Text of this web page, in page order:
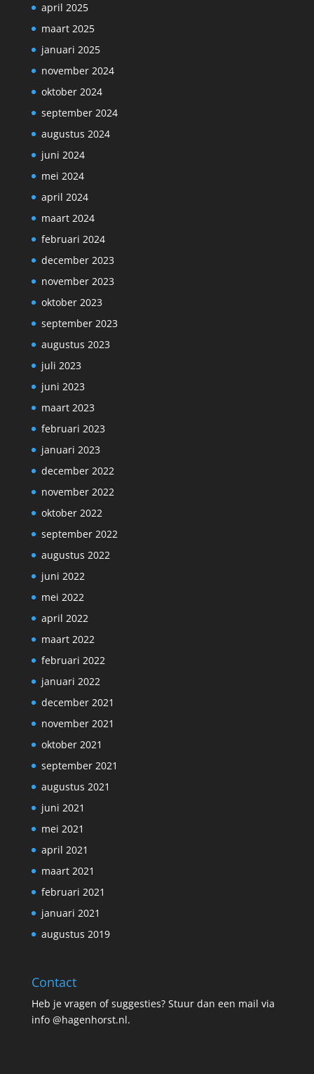
april 2025
maart 2025
januari 2025
november 2024
oktober 2024
september 2024
augustus 2024
juni 2024
mei 2024
april 2024
maart 2024
februari 2024
december 2023
november 2023
oktober 2023
september 2023
augustus 2023
juli 2023
juni 2023
maart 2023
februari 2023
januari 2023
december 2022
november 2022
oktober 2022
september 2022
augustus 2022
juni 2022
mei 2022
april 2022
maart 2022
februari 2022
januari 2022
december 2021
november 2021
oktober 2021
september 2021
augustus 2021
juni 2021
mei 2021
april 2021
maart 2021
februari 2021
januari 2021
augustus 2019
Contact
Heb je vragen of suggesties? Stuur dan een mail via
info @hagenhorst.nl.